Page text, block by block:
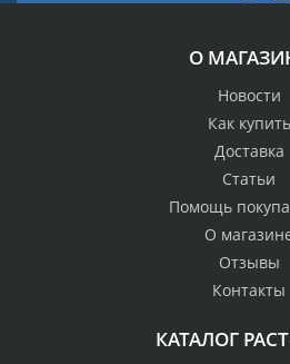
О
Новости
Как купить
Доставка
Статьи
Помощь
О
Отзывы
Контакты
КАТАЛОГ